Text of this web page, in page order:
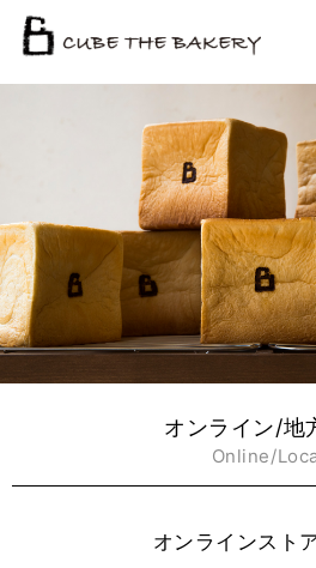
オンライン/地
Online/
オンラインスト